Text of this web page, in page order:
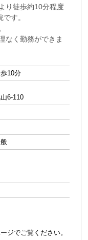
り徒歩約10分程度
す。
なく勤務ができま
10分
6-110
ジでご覧ください。